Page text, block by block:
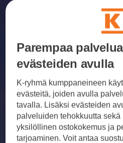
Parempaa palvelua
evästeiden avulla
K-ryhmä kumppaneineen
evästeitä, joiden avulla
tavalla. Lisäksi evästeiden
palveluiden tehokkuutta
yksilöllinen ostokokemus ja
tarjoaminen. Voit antaa